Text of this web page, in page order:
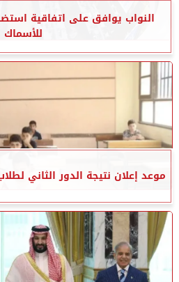
النواب يوافق على اتفاقية
للأسماك
موعد إعلان نتيجة الدور الثاني لطلاب